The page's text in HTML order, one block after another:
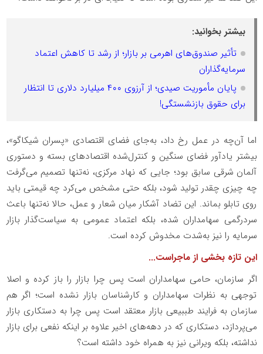
بیشتر بخوانید:
تأثیر صندوق‌های اهرمی بر بازار؛ از رشد تا کاهش اعتماد
سرمایه‌گذاران
پایان مأموریت صیدی؛ از آرزوی ۴۰۰ میلیارد دلاری تا انتظار
برای حقوق بازنشستگی!
اما آن‌چه در عمل رخ داد، به‌جای فضای اقتصادی «پسران شیکاگو»،
بیشتر یادآور فضای سنگین و کنترل‌شده اقتصاد‌های بسته و دستوری
آلمان شرقی سابق بود؛ جایی که نهاد مرکزی، نه‌تنها تصمیم می‌گرفت
چه چیزی چقدر تولید شود، بلکه حتی مشخص می‌کرد چه قیمتی باید
روی تابلو بماند. این تضاد آشکار میان شعار و عمل، حالا نه‌تنها باعث
سردرگمی سهامداران شده، بلکه اعتماد عمومی به سیاست‌گذار بازار
سرمایه را نیز به‌شدت مخدوش کرده است.
این تازه بخشی از ماجراست...
اگر سازمان، حامی سهامداران است پس چرا بازار را باز کرده و اصلا
توجهی به نظرات سهامداران و کارشناسان بازار نشده است؛ اگر هم
سازمان به فرایند طببیعی بازار معتقد است پس چرا به دستکاری بازار
می‌پردازد، دستکاری که در دهه‌های اخیر علاوه بر اینکه نفعی برای بازار
نداشته، بلکه ویرانی نیز به همراه خود داشته است؟